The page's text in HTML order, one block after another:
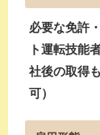
必要な免許
ト運転技能
社後の取得
可）